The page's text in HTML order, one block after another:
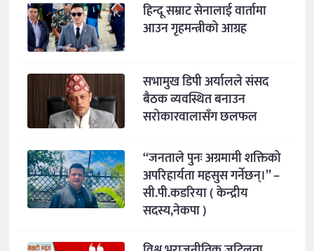
हिन्दू सम्राट सेनालाई वार्तामा
आउन गृहमन्त्रीको आग्रह
सभामुख डिपी अर्यालले संसद
बैठक व्यवस्थित बनाउन
सरोकारवालासँग छलफल
“जनताले पुनः अग्रमामी शक्तिको
अपरिहार्यता महसुस गर्नेछन्।” –
सी.पी.कडरिया ( केन्द्रीय
सदस्य,नेकपा )